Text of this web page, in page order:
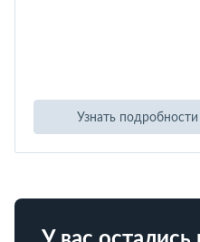
Узнать подробности